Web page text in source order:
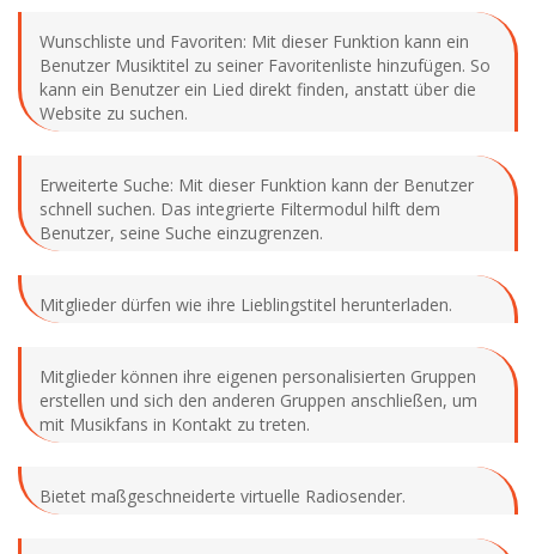
Wunschliste und Favoriten: Mit dieser Funktion kann ein
Benutzer Musiktitel zu seiner Favoritenliste hinzufügen. So
kann ein Benutzer ein Lied direkt finden, anstatt über die
Website zu suchen.
Erweiterte Suche: Mit dieser Funktion kann der Benutzer
schnell suchen. Das integrierte Filtermodul hilft dem
Benutzer, seine Suche einzugrenzen.
Mitglieder dürfen wie ihre Lieblingstitel herunterladen.
Mitglieder können ihre eigenen personalisierten Gruppen
erstellen und sich den anderen Gruppen anschließen, um
mit Musikfans in Kontakt zu treten.
Bietet maßgeschneiderte virtuelle Radiosender.